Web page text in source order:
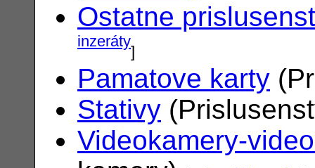
Ostatne
inzeráty]
Pamatove karty
Stativy
Videokamery-